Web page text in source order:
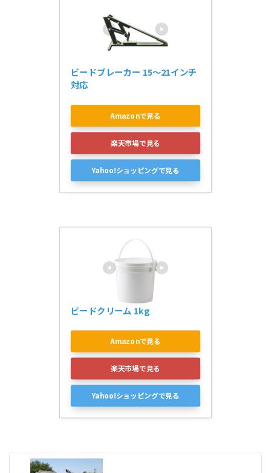
ビードブレーカー 15～21インチ
対応
Amazonで見る
楽天市場で見る
Yahoo!ショッピングで見る
ビードクリーム 1kg
Amazonで見る
楽天市場で見る
Yahoo!ショッピングで見る